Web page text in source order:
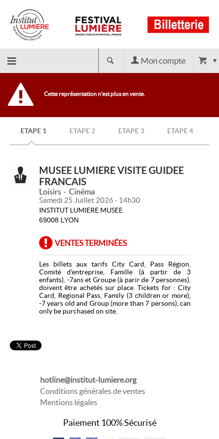
Retour
l'accueil
Mon compte
Cette représentation n'est plus en vente.
ETAPE 1 ETAPE 2 ETAPE 3 ETAPE 4
MUSEE LUMIERE VISITE GUIDEE
FRANCAIS
Loisirs Cinéma
Samedi 25 Juillet 2026 - 14h30
INSTITUT LUMIERE MUSEE
69008 LYON
VENTES TERMINÉES
Les billets aux tarifs City Card, Pass Région,
Comité d'entreprise, Famille (à partir de 3
enfants), -7ans et Groupe (à parir de 7 personnes),
doivent être achetés sur place. Tickets for : City
Card, Regional Pass, Family (3 children or more),
-7 years old and Group (more than 7 persons), can
only be purchased on site.
hotline@institut-lumiere.org
Conditions générales de ventes
Mentions légales
Paiement 100% Sécurisé